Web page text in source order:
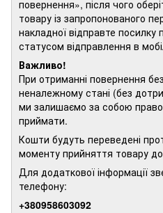
повернення», після чого
товару із запропонованого
накладної відправте
статусом відправлення в
Важливо!
При отриманні повернення
неналежному стані (без
ми залишаємо за собою
приймати.
Кошти будуть переведені
моменту прийняття товару
Для додаткової інформації
телефону:
+380958603092